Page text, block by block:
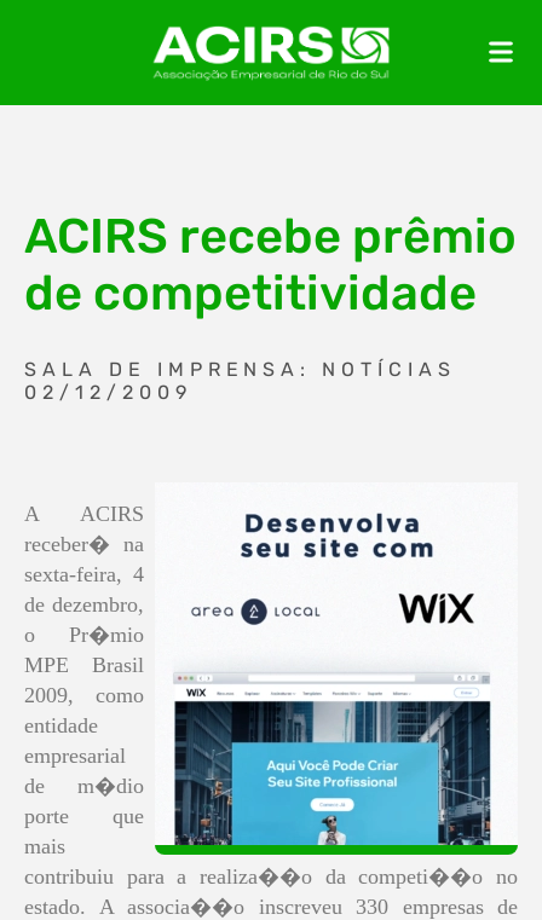
ACIRS recebe prêmio
de competitividade
SALA DE IMPRENSA: NOTÍCIAS
02/12/2009
A ACIRS
receber� na
sexta-feira, 4
de dezembro,
o Pr�mio
MPE Brasil
2009, como
entidade
empresarial
de m�dio
porte que
mais
contribuiu para a realiza��o da competi��o no
estado. A associa��o inscreveu 330 empresas de